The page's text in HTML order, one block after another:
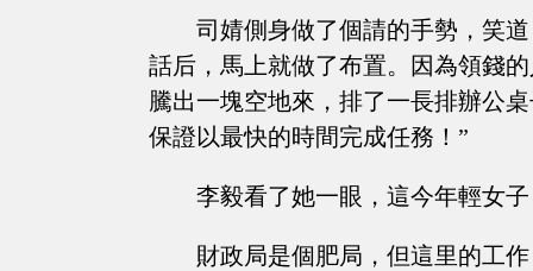
司婧側身做了個請的手勢，笑
話后，馬上就做了布置。因為領錢
騰出一塊空地來，排了一長排辦公
保證以最快的時間完成任務！”
李毅看了她一眼，這今年輕女
財政局是個肥局，但這里的工